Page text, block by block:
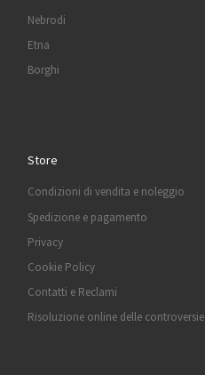
Nebrodi
Etna
Borghi
Store
Condizioni di vendita e noleggio
Spedizione e pagamento
Privacy
Cookie Policy
Contatti e Reclami
Risoluzione online delle controversie